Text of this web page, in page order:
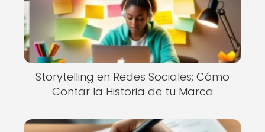
Storytelling en Redes Sociales: Cómo
Contar la Historia de tu Marca